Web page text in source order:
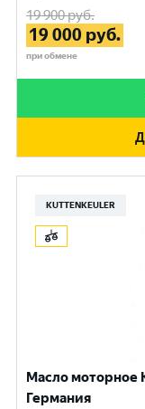
19 900руб.
19 000 руб.
при обмене
KUTTENKEULER
Масло моторное
Германия